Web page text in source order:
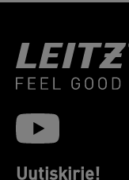
Uutiskirje!